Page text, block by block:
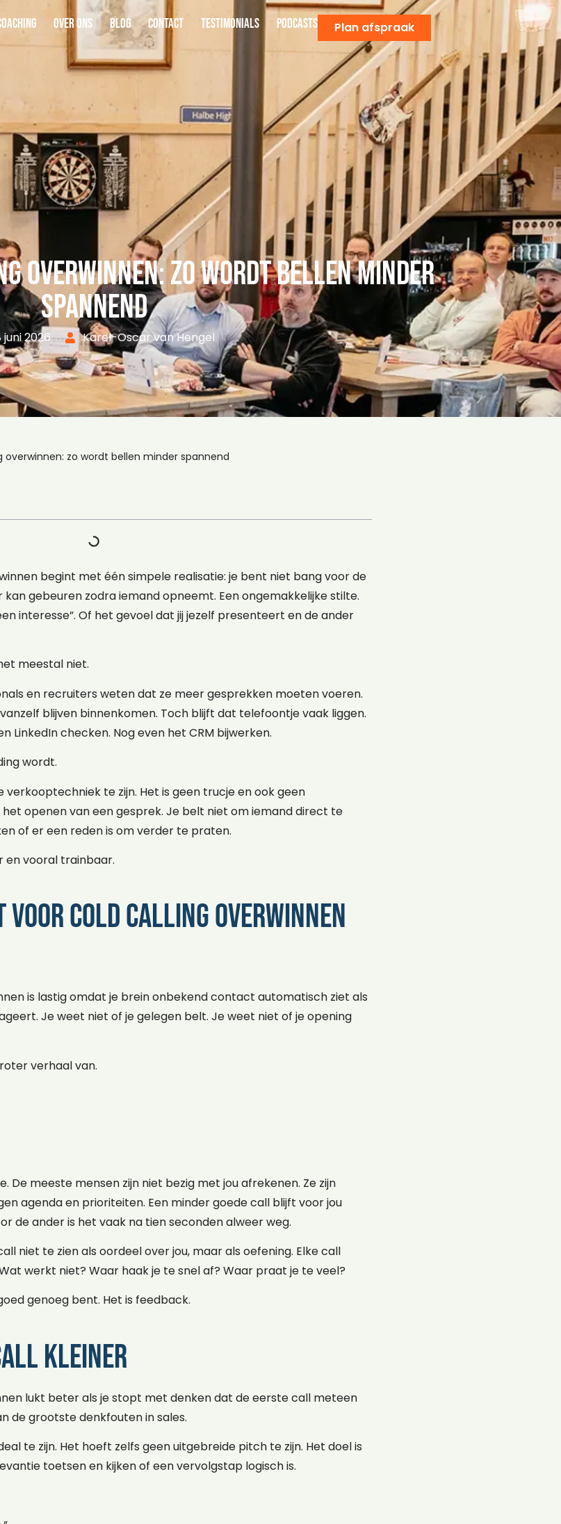
Over ons Blog Contact Testimonials Podcasts Plan afspraak
overwinnen: zo wordt bellen minder
spannend
juni 2026 Karel-Oscar van Hengel
overwinnen: zo wordt bellen minder spannend
begint met één simpele realisatie: je bent niet bang voor de
gebeuren zodra iemand opneemt. Een ongemakkelijke stilte.
interesse”. Of het gevoel dat jij jezelf presenteert en de ander
meestal niet.
en recruiters weten dat ze meer gesprekken moeten voeren.
blijven binnenkomen. Toch blijft dat telefoontje vaak liggen.
LinkedIn checken. Nog even het CRM bijwerken.
wordt.
te zijn. Het is geen trucje en ook geen
openen van een gesprek. Je belt niet om iemand direct te
of er een reden is om verder te praten.
en vooral trainbaar.
voor cold calling overwinnen
is lastig omdat je brein onbekend contact automatisch ziet als
Je weet niet of je gelegen belt. Je weet niet of je opening
verhaal van.
De meeste mensen zijn niet bezig met jou afrekenen. Ze zijn
agenda en prioriteiten. Een minder goede call blijft voor jou
de ander is het vaak na tien seconden alweer weg.
niet te zien als oordeel over jou, maar als oefening. Elke call
werkt niet? Waar haak je te snel af? Waar praat je te veel?
genoeg bent. Het is feedback.
kleiner
lukt beter als je stopt met denken dat de eerste call meteen
de grootste denkfouten in sales.
te zijn. Het hoeft zelfs geen uitgebreide pitch te zijn. Het doel is
toetsen en kijken of een vervolgstap logisch is.